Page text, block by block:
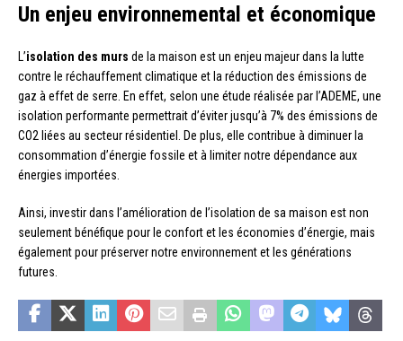
Un enjeu environnemental et économique
L’isolation des murs de la maison est un enjeu majeur dans la lutte
contre le réchauffement climatique et la réduction des émissions de
gaz à effet de serre. En effet, selon une étude réalisée par l’ADEME, une
isolation performante permettrait d’éviter jusqu’à 7% des émissions de
CO2 liées au secteur résidentiel. De plus, elle contribue à diminuer la
consommation d’énergie fossile et à limiter notre dépendance aux
énergies importées.
Ainsi, investir dans l’amélioration de l’isolation de sa maison est non
seulement bénéfique pour le confort et les économies d’énergie, mais
également pour préserver notre environnement et les générations
futures.